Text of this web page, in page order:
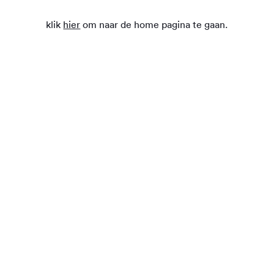
klik hier om naar de home pagina te gaan.